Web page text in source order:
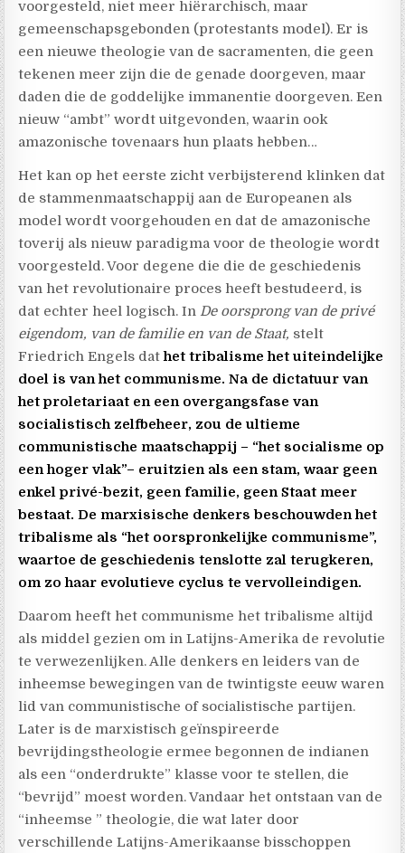
voorgesteld, niet meer hiërarchisch, maar
gemeenschapsgebonden (protestants model). Er is
een nieuwe theologie van de sacramenten, die geen
tekenen meer zijn die de genade doorgeven, maar
daden die de goddelijke immanentie doorgeven. Een
nieuw “ambt” wordt uitgevonden, waarin ook
amazonische tovenaars hun plaats hebben…
Het kan op het eerste zicht verbijsterend klinken dat
de stammenmaatschappij aan de Europeanen als
model wordt voorgehouden en dat de amazonische
toverij als nieuw paradigma voor de theologie wordt
voorgesteld. Voor degene die die de geschiedenis
van het revolutionaire proces heeft bestudeerd, is
dat echter heel logisch. In De oorsprong van de privé
eigendom, van de familie en van de Staat, stelt
Friedrich Engels dathet tribalisme het uiteindelijke
doel is van het communisme. Na de dictatuur van
het proletariaat en een overgangsfase van
socialistisch zelfbeheer, zou de ultieme
communistische maatschappij – “het socialisme op
een hoger vlak”– eruitzien als een stam, waar geen
enkel privé-bezit, geen familie, geen Staat meer
bestaat. De marxisische denkers beschouwden het
tribalisme als “het oorspronkelijke communisme”,
waartoe de geschiedenis tenslotte zal terugkeren,
om zo haar evolutieve cyclus te vervolleindigen.
Daarom heeft het communisme het tribalisme altijd
als middel gezien om in Latijns-Amerika de revolutie
te verwezenlijken. Alle denkers en leiders van de
inheemse bewegingen van de twintigste eeuw waren
lid van communistische of socialistische partijen.
Later is de marxistisch geïnspireerde
bevrijdingstheologie ermee begonnen de indianen
als een “onderdrukte” klasse voor te stellen, die
“bevrijd” moest worden. Vandaar het ontstaan van de
“inheemse ” theologie, die wat later door
verschillende Latijns-Amerikaanse bisschoppen